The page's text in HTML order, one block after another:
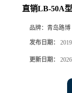
厅
直销LB-50A
品牌： 青岛路博
发布日期：
更新日期：